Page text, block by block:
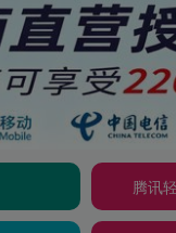
腾讯